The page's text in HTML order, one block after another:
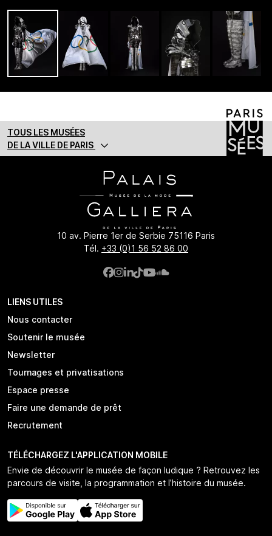
TOUS LES MUSÉES
DE LA VILLE DE PARIS
10 av. Pierre 1er de Serbie 75116 Paris
Tél. +33 (0)1 56 52 86 00
LIENS UTILES
Nous contacter
Soutenir le musée
Newsletter
Tournages et privatisations
Espace presse
Faire une demande de prêt
Recrutement
TÉLÉCHARGEZ L'APPLICATION MOBILE
Envie de découvrir le musée de façon ludique ? Retrouvez les
parcours de visite, la programmation et l’histoire du musée.